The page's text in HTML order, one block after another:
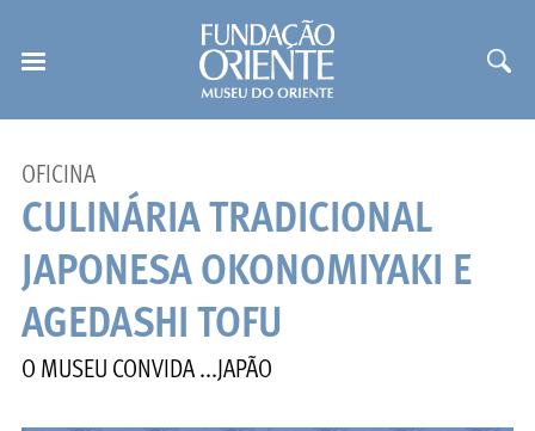
OFICINA
CULINÁRIA TRADICIONAL
JAPONESA OKONOMIYAKI E
AGEDASHI TOFU
O MUSEU CONVIDA ...JAPÃO